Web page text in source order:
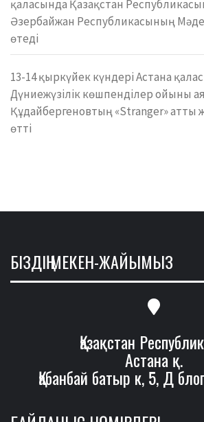
қаласында Қазақстан
Әзербайжан Республикасының
өтеді
13-14 қыркүйек күндері Астана
Дүниежүзілік көшпенділер ойыны
Құдайбергеновтың «Stranger» атты
өтті
БІЗДІҢ МЕКЕН-ЖАЙЫМЫЗ
Қазақстан
Астана қ.
Қабанбай батыр к, 5, Д